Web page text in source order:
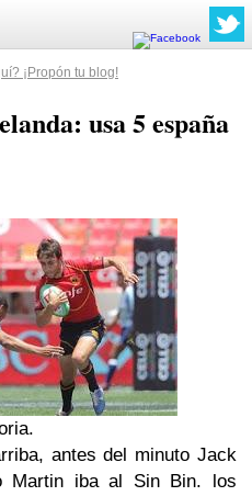
¡Propón tu blog!
usa 5 españa
antes del minuto Jack
Martin iba al Sin Bin. los